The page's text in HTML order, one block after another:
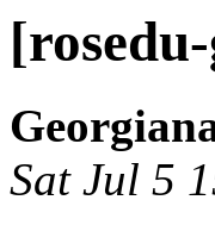
Sat Jul 5